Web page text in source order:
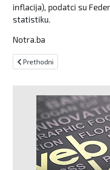
inflacija), podatci su
statistiku.
Notra.ba
Prethodni članak: Održana
Prethodni